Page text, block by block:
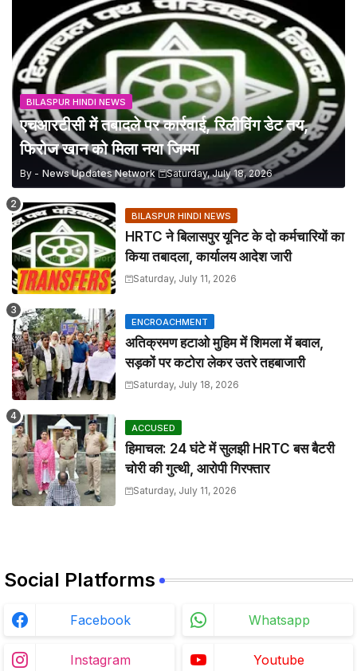
BILASPUR HINDI NEWS
एचआरटीसी में तबादले पर कार्रवाई, रिलीविंग डेट तय,
फिरोज खान को मिला नया जिम्मा
By - News Updates Network Saturday, July 18, 2026
BILASPUR HINDI NEWS
HRTC ने बिलासपुर यूनिट के दो कर्मचारियों का
किया तबादला, कार्यालय आदेश जारी
Saturday, July 11, 2026
ENCROACHMENT
अतिक्रमण हटाओ मुहिम में शिमला में बवाल,
सड़कों पर कटोरा लेकर उतरे तहबाजारी
Saturday, July 18, 2026
ACCUSED
हिमाचल: 24 घंटे में सुलझी HRTC बस बैटरी
चोरी की गुत्थी, आरोपी गिरफ्तार
Saturday, July 11, 2026
Social Platforms
Facebook Whatsapp
Instagram Youtube